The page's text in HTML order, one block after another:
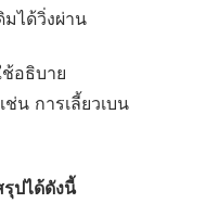
ได้วิ่งผ่าน
อธิบาย
น การเลี้ยวเบน
ปได้ดังนี้